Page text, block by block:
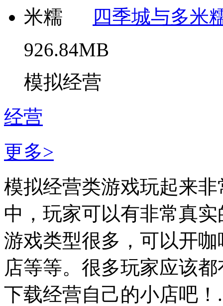
四季城与多米
926.84MB
模拟经营
经营
更多>
模拟经营类游戏玩起来
中，玩家可以有非常真
游戏类型很多，可以开
店等等。很多玩家应该
下载经营自己的小店吧！